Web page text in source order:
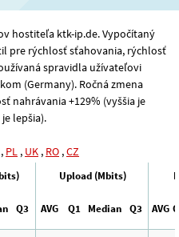
hostiteľa ktk-ip.de. Vypočítaný
pre rýchlosť sťahovania, rýchlosť
spravidla užívateľovi
(Germany). Ročná zmena
nahrávania +129% (vyššia je
lepšia).
, PL , UK , RO ,CZ
Upload (Mbits)
Q3 AVG Q1 Median Q3 AVG